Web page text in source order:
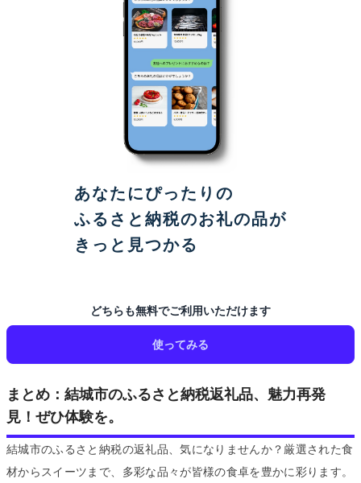
あなたにぴったりの
ふるさと納税のお礼の品が
きっと見つかる
どちらも無料でご利用いただけます
使ってみる
まとめ：結城市のふるさと納税返礼品、魅力再発
見！ぜひ体験を。
結城市のふるさと納税の返礼品、気になりませんか？厳選された食
材からスイーツまで、多彩な品々が皆様の食卓を豊かに彩ります。